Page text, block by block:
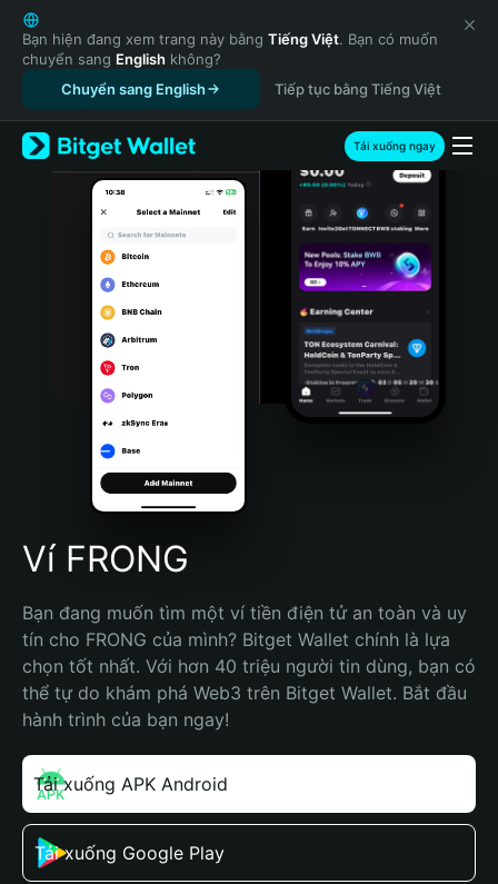
English
日本語
Tiếng Việt
Русский
Español (Latinoamérica)
Türkçe
Italiano
Português (Portugal)
Bahasa Indonesia
Português (Brasil)
Español (Argentina)
Bạn hiện đang xem trang này bằng Tiếng Việt. Bạn có muốn
chuyển sang English không?
Chuyển sang English
Tiếp tục bằng Tiếng Việt
Tải xuống ngay
Ví FRONG
Bạn đang muốn tìm một ví tiền điện tử an toàn và uy
tín cho FRONG của mình? Bitget Wallet chính là lựa
chọn tốt nhất. Với hơn 40 triệu người tin dùng, bạn có
thể tự do khám phá Web3 trên Bitget Wallet. Bắt đầu
hành trình của bạn ngay!
Tải xuống APK Android
Tải xuống Google Play